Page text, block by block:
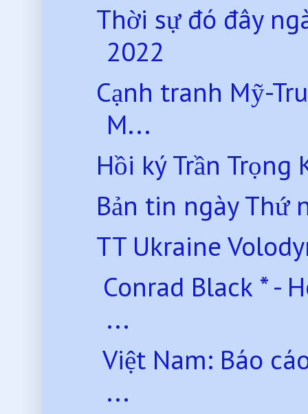
Thời sự đó đây
2022
Cạnh tranh Mỹ-
M...
Hồi ký Trần
Bản tin ngày Thứ
TT Ukraine
Conrad Black * -
...
Việt Nam: Báo
...